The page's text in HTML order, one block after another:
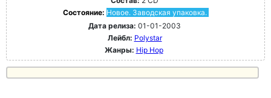
Состояние: Новое. Заводская упаковка.
Дата релиза: 01-01-2003
Лейбл: Polystar
Жанры: Hip Hop